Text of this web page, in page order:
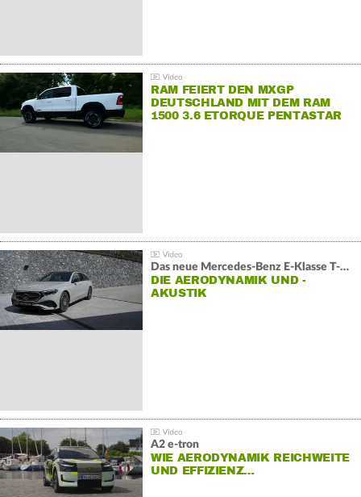
RAM FEIERT DEN MXGP
DEUTSCHLAND MIT DEM RAM
1500 3.6 ETORQUE PENTASTAR
Das neue Mercedes-Benz E-Klasse T-Modell
DIE AERODYNAMIK UND -
AKUSTIK
A2 e-tron
WIE AERODYNAMIK REICHWEITE
UND EFFIZIENZ…